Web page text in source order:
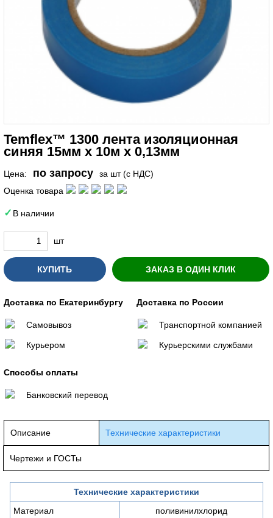
Temflex™ 1300 лента изоляционная
синяя 15мм х 10м х 0,13мм
Цена: по запросу
за шт (с НДС)
Оценка товара
В наличии
шт
КУПИТЬ ЗАКАЗ В ОДИН КЛИК
Доставка по Екатеринбургу
Самовывоз
Курьером
Доставка по России
Транспортной компанией
Курьерскими службами
Способы оплаты
Банковский перевод
Описание Технические характеристики
Чертежи и ГОСТы
Технические характеристики
Материал
поливинилхлорид